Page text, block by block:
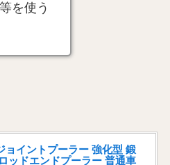
を使う
ョイントプーラー 強化型 鍛
ッドエンドプーラー 普通車